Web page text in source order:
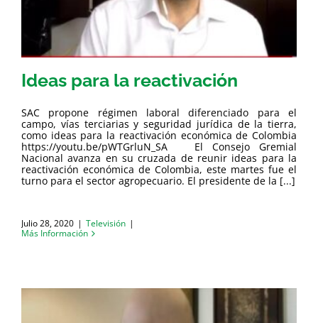
Ideas para la reactivación
SAC propone régimen laboral diferenciado para el
campo, vías terciarias y seguridad jurídica de la tierra,
como ideas para la reactivación económica de Colombia
https://youtu.be/pWTGrluN_SA El Consejo Gremial
Nacional avanza en su cruzada de reunir ideas para la
reactivación económica de Colombia, este martes fue el
turno para el sector agropecuario. El presidente de la [...]
Julio 28, 2020 | Televisión |
Más Información